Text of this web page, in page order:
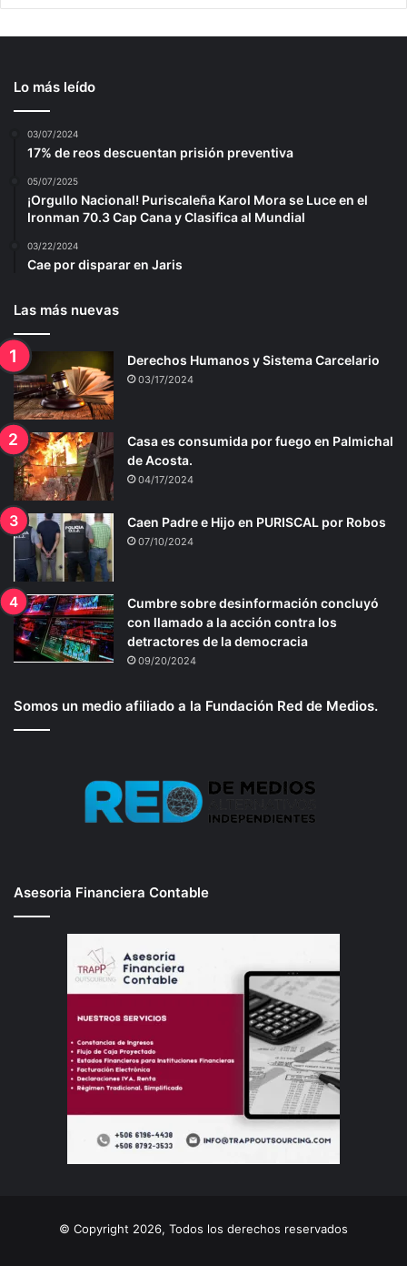
Lo más leído
03/07/2024
17% de reos descuentan prisión preventiva
05/07/2025
¡Orgullo Nacional! Puriscaleña Karol Mora se Luce en el
Ironman 70.3 Cap Cana y Clasifica al Mundial
03/22/2024
Cae por disparar en Jaris
Las más nuevas
Derechos Humanos y Sistema Carcelario
03/17/2024
Casa es consumida por fuego en Palmichal
de Acosta.
04/17/2024
Caen Padre e Hijo en PURISCAL por Robos
07/10/2024
Cumbre sobre desinformación concluyó
con llamado a la acción contra los
detractores de la democracia
09/20/2024
Somos un medio afiliado a la Fundación Red de Medios.
Asesoria Financiera Contable
© Copyright 2026, Todos los derechos reservados